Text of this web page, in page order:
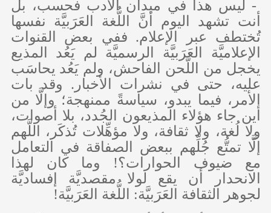
- ليس هذا في ميدان الأدب فحسب، بل
أنت تشهد اليوم أنَّ اللُّغة العَرَبيَّة نفسها
تُختطف عبر الإعلام. ففي بعض القنوات
الإعلاميَّة العَرَبيَّة الرسميَّة لم يَعُد المذيع
يخجل من اللَّحن الفاحش، ولم يَعُد يحاسَب
عليه، حتى في نشرات الأخبار. وقد بات
الأمر، فيما يبدو، سياسةً ممنهجة؛ وإلَّا من
أين جاء هؤلاء المذيعون الجُدد، بلا أصوات،
ولا لُغة، ولا ثقافة، ولا مؤهِّلات تُذكَر، اللَّهم
إلَّا تمتُّع جُلِّهم ببعض الصفاقة في التعامل
مع ضيوف الحوارات؟! وما كان لهذا
الانحدار أن يقع لولا مقصديَّة إفساديَّة
لجوهر الثقافة العَرَبيَّة: اللُّغة العَرَبيَّة!